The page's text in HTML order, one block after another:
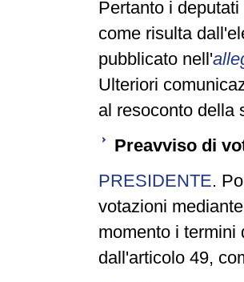
Pertanto i
come risulta
pubblicato nell'
Ulteriori
al resoconto della
Preavviso di
PRESIDENTE.
votazioni
momento i termini
dall'articolo 49,